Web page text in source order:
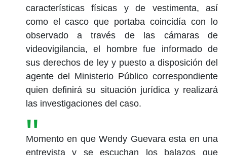
características físicas y de vestimenta, así
como el casco que portaba coincidía con lo
observado a través de las cámaras de
videovigilancia, el hombre fue informado de
sus derechos de ley y puesto a disposición del
agente del Ministerio Público correspondiente
quien definirá su situación jurídica y realizará
las investigaciones del caso.
Momento en que Wendy Guevara esta en una
entrevista y se escuchan los balazos que